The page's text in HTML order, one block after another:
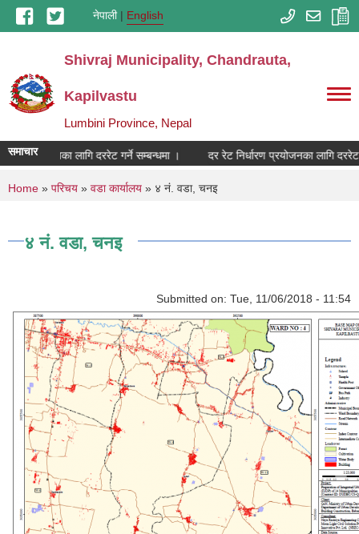
Skip to main contentनेपाली English
Shivraj Municipality, Chandrauta,
Kapilvastu
Lumbini Province, Nepal
समाचारप्रयोजनका लागि दररेट गर्ने सम्बन्धमा । दर रेट निर्धारण प्रयोजनका लागि दररेट
You are here
Home » परिचय » वडा कार्यालय » ४ नं. वडा, चनइ
४ नं. वडा, चनइ
Submitted on: Tue, 11/06/2018 - 11:54